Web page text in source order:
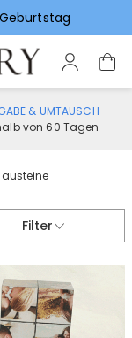
& UMTAUSCH
von 60 Tagen
Filter